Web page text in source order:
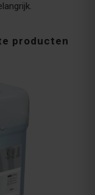
producten